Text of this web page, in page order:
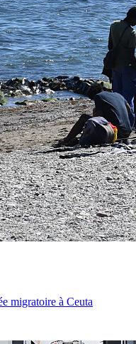
migratoire à Ceuta